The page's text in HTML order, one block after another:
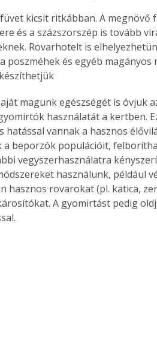
kicsit ritkábban. A megnövő
és a százszorszép is tovább
Rovarhotelt is
poszméhek és egyéb magányos
magunk egészségét is óvjuk
használatát a kertben.
hatással vannak a hasznos
beporzók populációit,
vegyszerhasználatra
használunk, például
hasznos rovarokat (pl. katica,
A gyomirtást pedig